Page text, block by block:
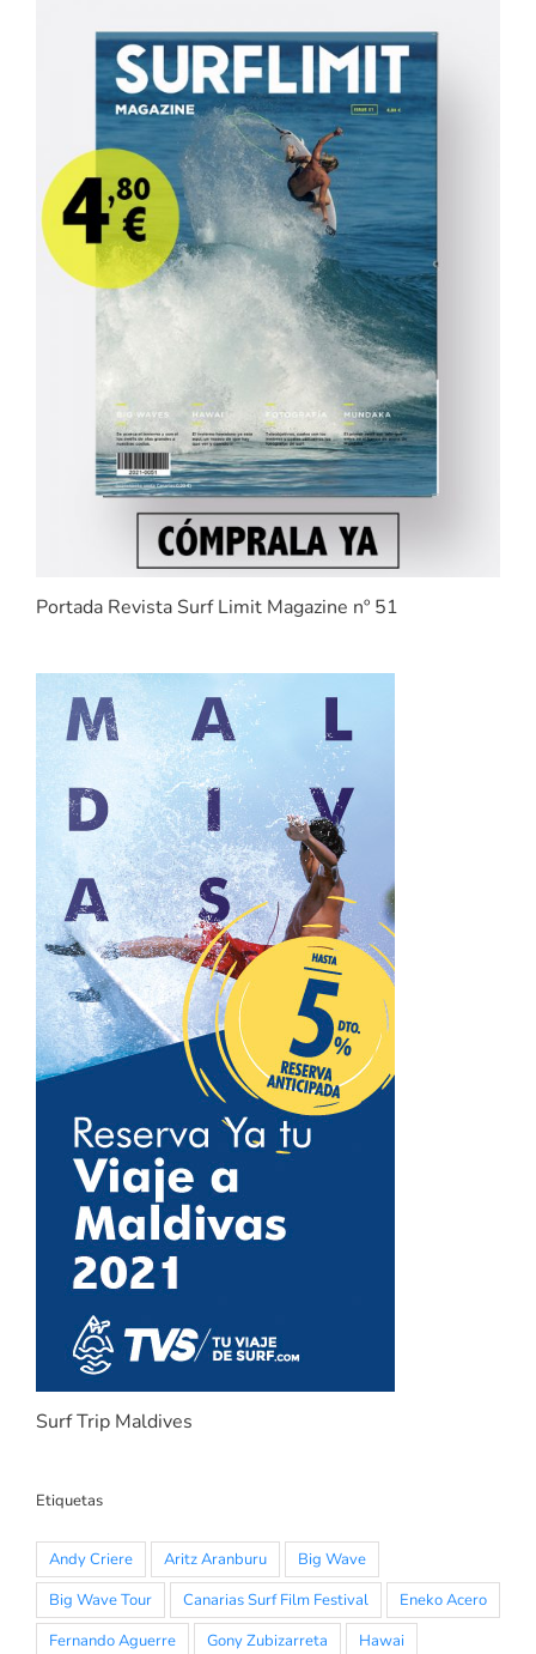
Portada Revista Surf Limit Magazine nº 51
Surf Trip Maldives
Etiquetas
Andy Criere Aritz Aranburu
Big Wave
Big Wave Tour
Canarias Surf Film Festival
Eneko Acero
Fernando Aguerre
Gony Zubizarreta
Hawai